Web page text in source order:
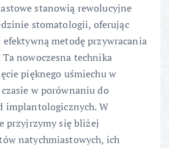
stanowią rewolucyjne
stomatologii, oferując
metodę przywracania
nowoczesna technika
pięknego uśmiechu w
w porównaniu do
implantologicznych. W
przyjrzymy się bliżej
natychmiastowych, ich